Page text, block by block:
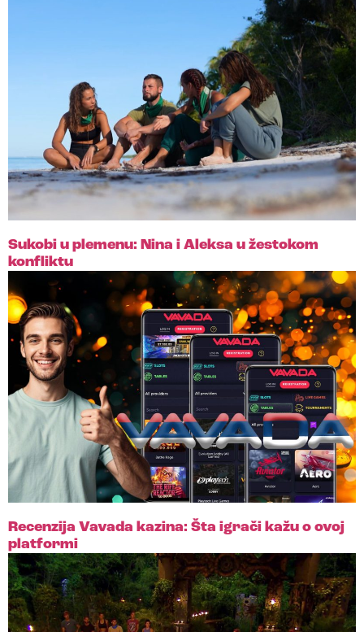
Sukobi u plemenu: Nina i Aleksa u žestokom
konfliktu
Recenzija Vavada kazina: Šta igrači kažu o ovoj
platformi